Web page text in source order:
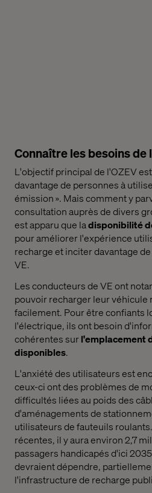
Connaître les besoins de
L'objectif principal de l'OZEV
davantage de personnes à
émission ». Mais comment y
consultation auprès de divers
est apparu que ladisponibilité
pour améliorer l'expérience
recharge et inciter davantage
VE.
Les conducteurs de VE ont
pouvoir recharger leur véhicule
facilement. Pour être confiants
l'électrique, ils ont besoin
cohérentes surl'emplacement
disponibles.
L'anxiété des utilisateurs est
ceux-ci ont des problèmes de
difficultés liées au poids des
d'aménagements de
utilisateurs de fauteuils
récentes, il y aura environ 2,7
passagers handicapés d'ici
devraient dépendre,
l'infrastructure de recharge